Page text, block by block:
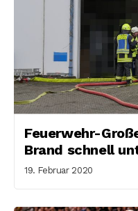
Feuerwehr-
Brand schnell
19. Februar 2020